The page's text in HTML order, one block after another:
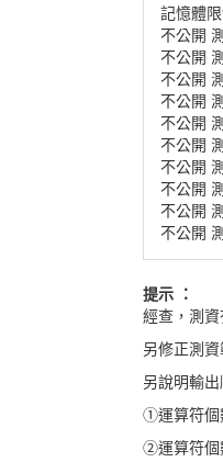
記憶體
不公開
不公開
不公開
不公開
不公開
不公開
不公開
不公開
不公開
不公開
提示 ：
經查，測
另修正測
另說明輸出
①運算符個
②運算符個